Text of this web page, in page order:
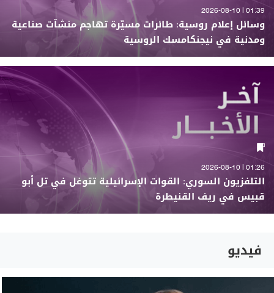
01:39 | 2026-08-10
وسائل إعلام روسية: طائرات مسيّرة تهاجم منشآت صناعية
ومدنية في نيجنكامسك الروسية
01:26 | 2026-08-10
التلفزيون السوري: القوات الإسرائيلية تتوغل في تل أبو
قبيس في ريف القنيطرة
فيديو